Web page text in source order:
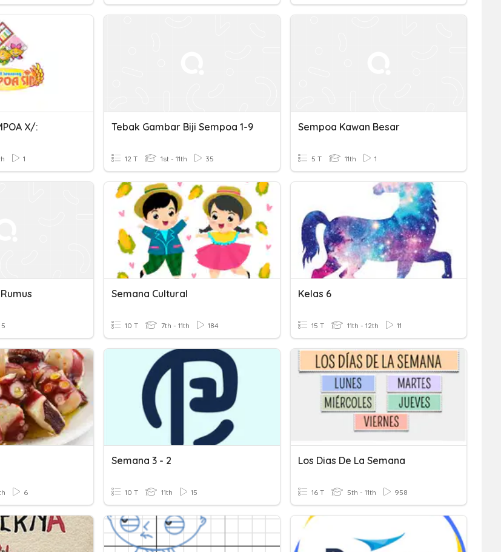
X/:
1
Tebak Gambar Biji Sempoa 1-9
12 T 1st - 11th 35
Sempoa Kawan Besar
5 T 11th 1
5
Semana Cultural
10 T 7th - 11th 184
Kelas 6
15 T 11th - 12th 11
6
Semana 3 - 2
10 T 11th 15
Los Dias De La Semana
16 T 5th - 11th 958